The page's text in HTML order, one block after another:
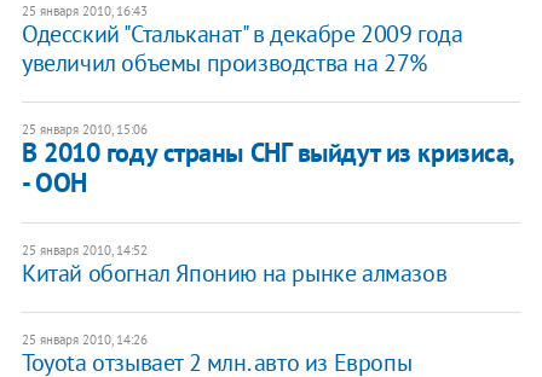
25 января 2010, 16:43
Одесский "Стальканат" в декабре 2009 года
увеличил объемы производства на 27%
25 января 2010, 15:06
В 2010 году страны СНГ выйдут из кризиса,
- ООН
25 января 2010, 14:52
Китай обогнал Японию на рынке алмазов
25 января 2010, 14:26
Toyota отзывает 2 млн. авто из Европы